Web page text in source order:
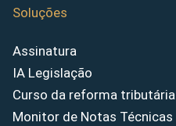
Soluções
Assinatura
IA Legislação
Curso da reforma tributária
Monitor de Notas Técnicas